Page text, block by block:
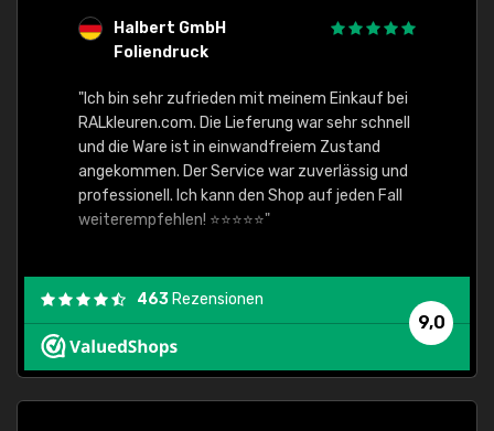
Halbert GmbH
Foliendruck
"Ich bin sehr zufrieden mit meinem Einkauf bei
RALkleuren.com. Die Lieferung war sehr schnell
und die Ware ist in einwandfreiem Zustand
angekommen. Der Service war zuverlässig und
professionell. Ich kann den Shop auf jeden Fall
weiterempfehlen! ⭐⭐⭐⭐⭐"
9,0
463 Rezensionen